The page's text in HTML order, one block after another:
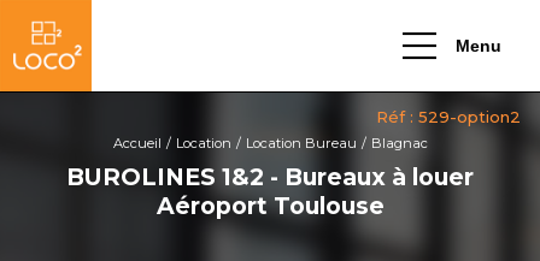
Menu
BUROLINES 1&2 - Bureaux à louer
Aéroport Toulouse
Accueil Location Location Bureau Blagnac